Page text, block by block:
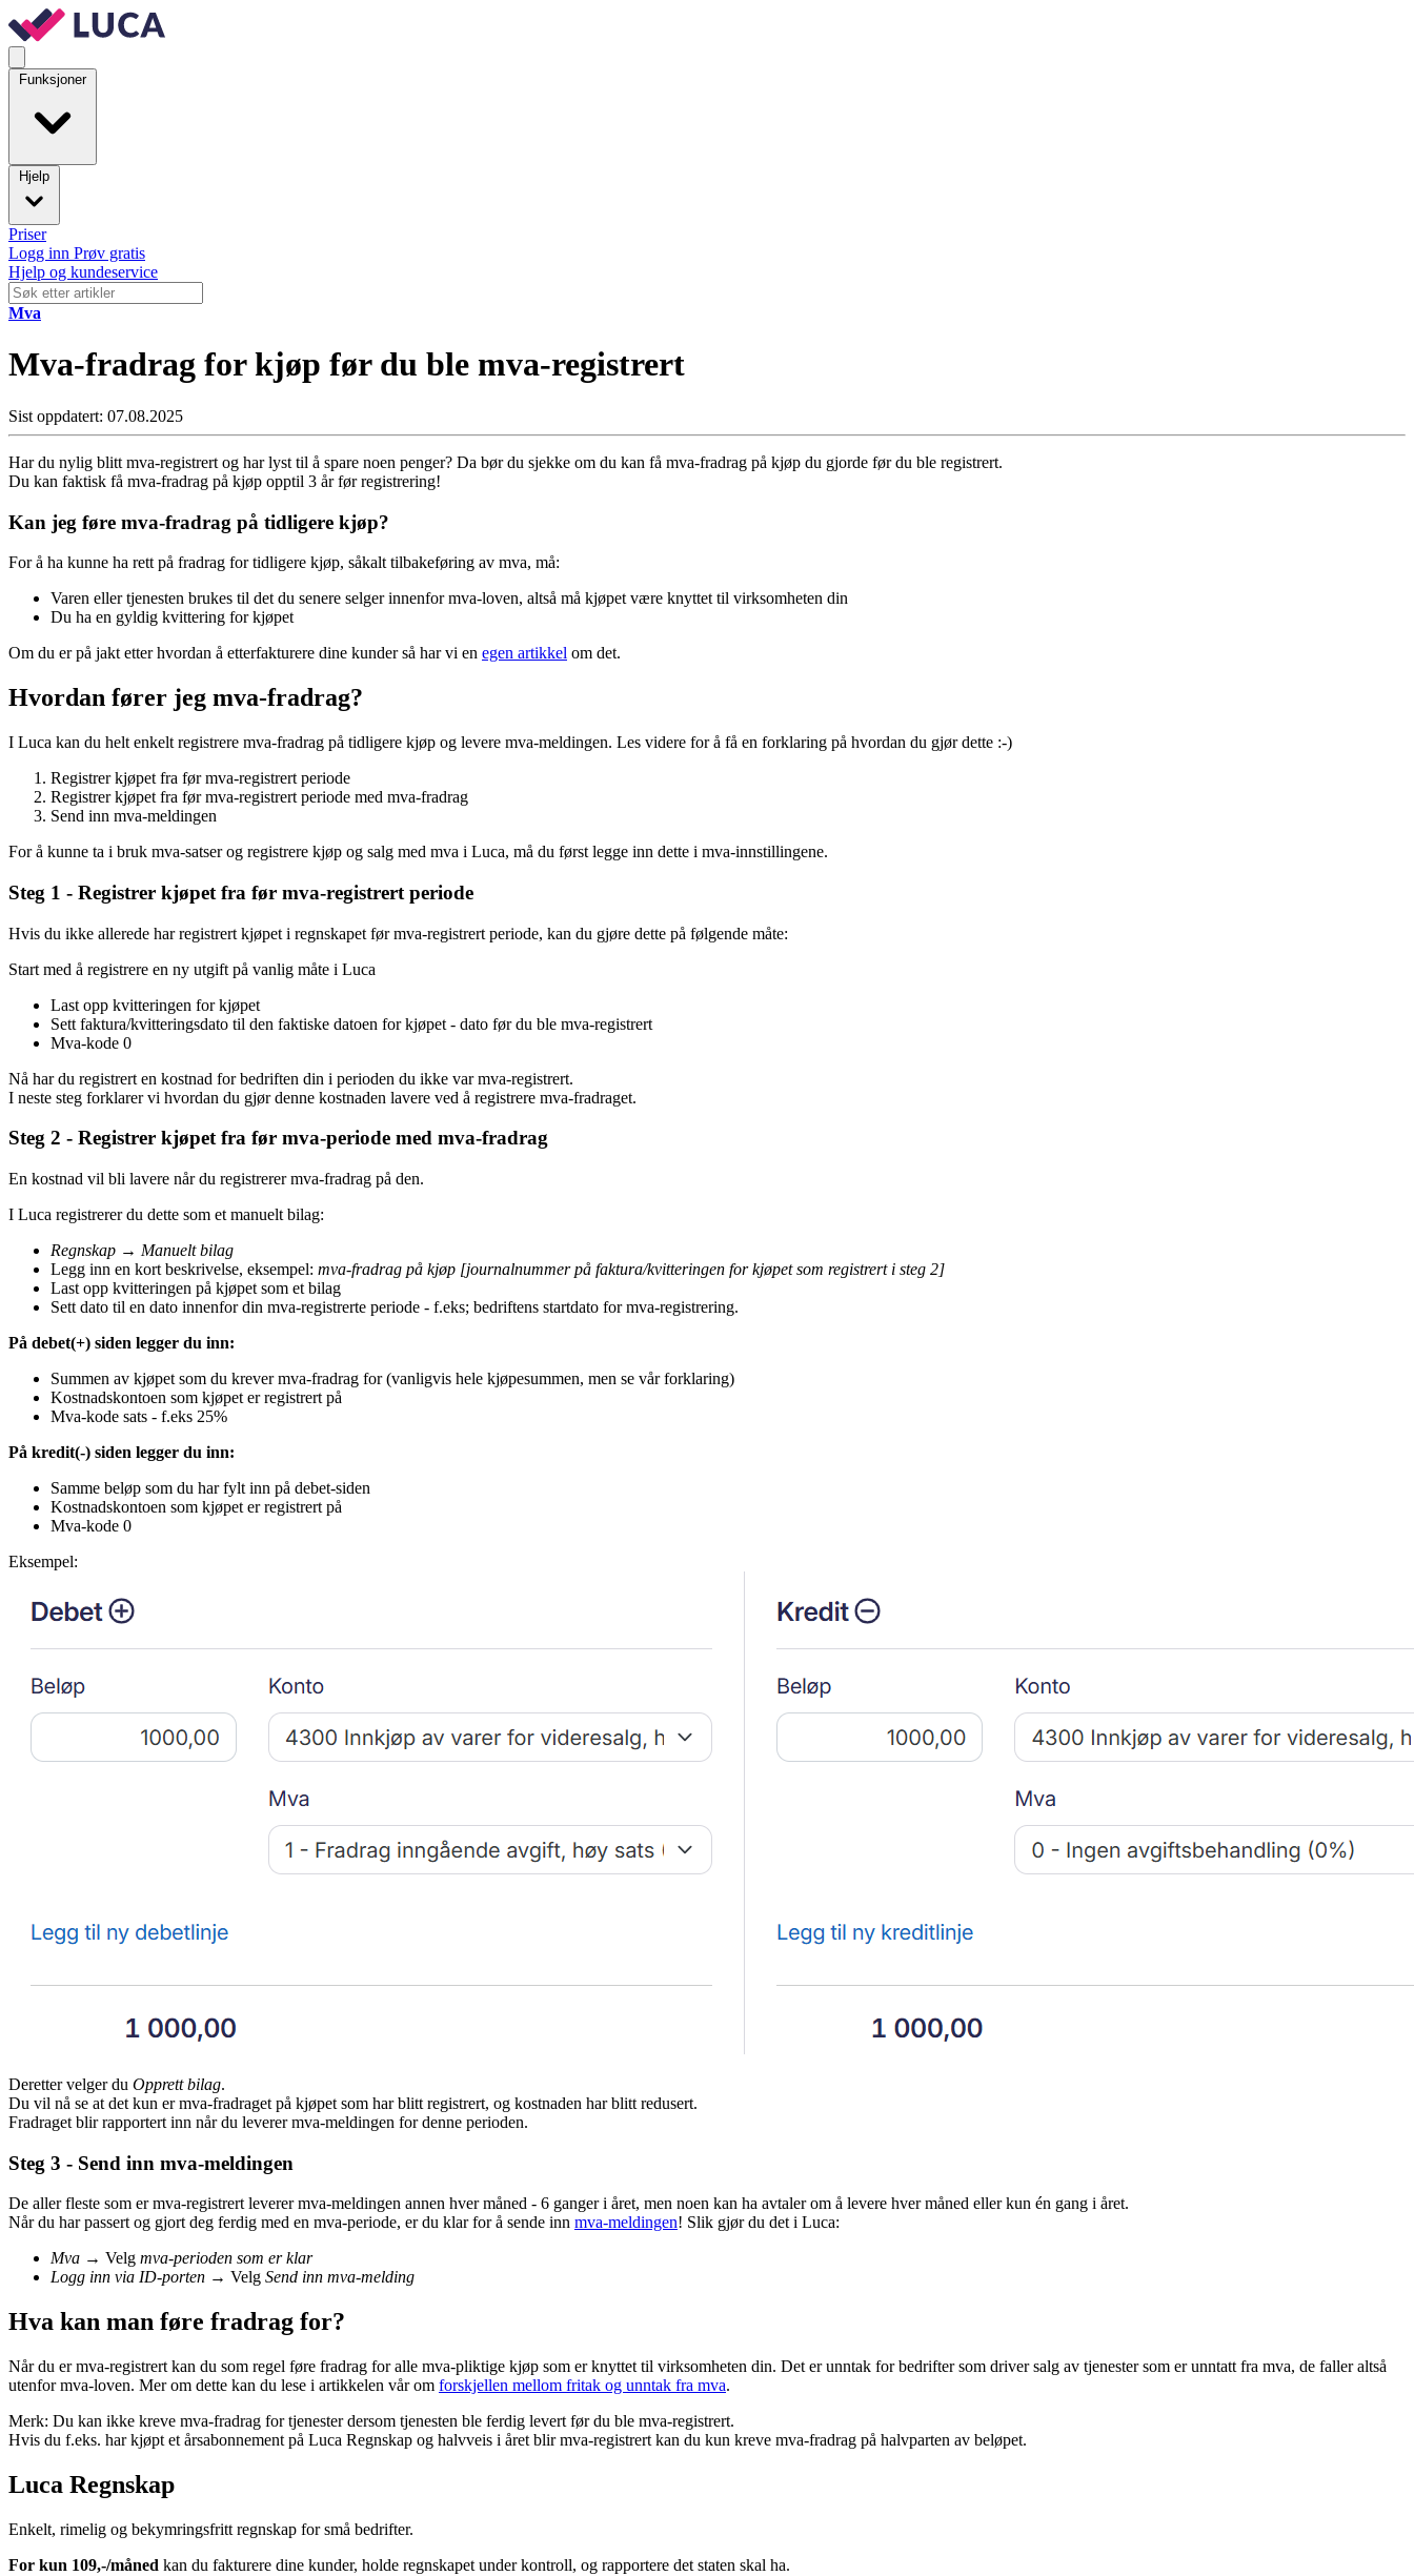
Funksjoner
Hjelp
Priser
Logg inn Prøv gratis
Hjelp og kundeservice
Mva
Mva-fradrag for kjøp før du ble mva-registrert
Sist oppdatert: 07.08.2025
Har du nylig blitt mva-registrert og har lyst til å spare noen penger? Da bør du sjekke om du kan få mva-fradrag på kjøp du gjorde før du ble registrert.
Du kan faktisk få mva-fradrag på kjøp opptil 3 år før registrering!
Kan jeg føre mva-fradrag på tidligere kjøp?
For å ha kunne ha rett på fradrag for tidligere kjøp, såkalt tilbakeføring av mva, må:
Varen eller tjenesten brukes til det du senere selger innenfor mva-loven, altså må kjøpet være knyttet til virksomheten din
Du ha en gyldig kvittering for kjøpet
Om du er på jakt etter hvordan å etterfakturere dine kunder så har vi en egen artikkel om det.
Hvordan fører jeg mva-fradrag?
I Luca kan du helt enkelt registrere mva-fradrag på tidligere kjøp og levere mva-meldingen. Les videre for å få en forklaring på hvordan du gjør dette :-)
Registrer kjøpet fra før mva-registrert periode
Registrer kjøpet fra før mva-registrert periode med mva-fradrag
Send inn mva-meldingen
For å kunne ta i bruk mva-satser og registrere kjøp og salg med mva i Luca, må du først legge inn dette i mva-innstillingene.
Steg 1 - Registrer kjøpet fra før mva-registrert periode
Hvis du ikke allerede har registrert kjøpet i regnskapet før mva-registrert periode, kan du gjøre dette på følgende måte:
Start med å registrere en ny utgift på vanlig måte i Luca
Last opp kvitteringen for kjøpet
Sett faktura/kvitteringsdato til den faktiske datoen for kjøpet - dato før du ble mva-registrert
Mva-kode 0
Nå har du registrert en kostnad for bedriften din i perioden du ikke var mva-registrert.
I neste steg forklarer vi hvordan du gjør denne kostnaden lavere ved å registrere mva-fradraget.
Steg 2 - Registrer kjøpet fra før mva-periode med mva-fradrag
En kostnad vil bli lavere når du registrerer mva-fradrag på den.
I Luca registrerer du dette som et manuelt bilag:
Regnskap → Manuelt bilag
Legg inn en kort beskrivelse, eksempel: mva-fradrag på kjøp [journalnummer på faktura/kvitteringen for kjøpet som registrert i steg 2]
Last opp kvitteringen på kjøpet som et bilag
Sett dato til en dato innenfor din mva-registrerte periode - f.eks; bedriftens startdato for mva-registrering.
På debet(+) siden legger du inn:
Summen av kjøpet som du krever mva-fradrag for (vanligvis hele kjøpesummen, men se vår forklaring)
Kostnadskontoen som kjøpet er registrert på
Mva-kode sats - f.eks 25%
På kredit(-) siden legger du inn:
Samme beløp som du har fylt inn på debet-siden
Kostnadskontoen som kjøpet er registrert på
Mva-kode 0
Eksempel:
Deretter velger du Opprett bilag.
Du vil nå se at det kun er mva-fradraget på kjøpet som har blitt registrert, og kostnaden har blitt redusert.
Fradraget blir rapportert inn når du leverer mva-meldingen for denne perioden.
Steg 3 - Send inn mva-meldingen
De aller fleste som er mva-registrert leverer mva-meldingen annen hver måned - 6 ganger i året, men noen kan ha avtaler om å levere hver måned eller kun én gang i året.
Når du har passert og gjort deg ferdig med en mva-periode, er du klar for å sende inn mva-meldingen! Slik gjør du det i Luca:
Mva → Velg mva-perioden som er klar
Logg inn via ID-porten → Velg Send inn mva-melding
Hva kan man føre fradrag for?
Når du er mva-registrert kan du som regel føre fradrag for alle mva-pliktige kjøp som er knyttet til virksomheten din. Det er unntak for bedrifter som driver salg av tjenester som er unntatt fra mva, de faller altså
utenfor mva-loven. Mer om dette kan du lese i artikkelen vår om forskjellen mellom fritak og unntak fra mva.
Merk: Du kan ikke kreve mva-fradrag for tjenester dersom tjenesten ble ferdig levert før du ble mva-registrert.
Hvis du f.eks. har kjøpt et årsabonnement på Luca Regnskap og halvveis i året blir mva-registrert kan du kun kreve mva-fradrag på halvparten av beløpet.
Luca Regnskap
Enkelt, rimelig og bekymringsfritt regnskap for små bedrifter.
For kun 109,-/måned kan du fakturere dine kunder, holde regnskapet under kontroll, og rapportere det staten skal ha.